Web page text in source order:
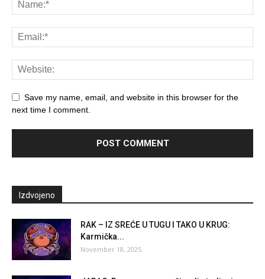
Save my name, email, and website in this browser for the
next time I comment.
Izdvojeno
RAK – IZ SREĆE U TUGU I TAKO U KRUG:
Karmička...
November 18, 2025